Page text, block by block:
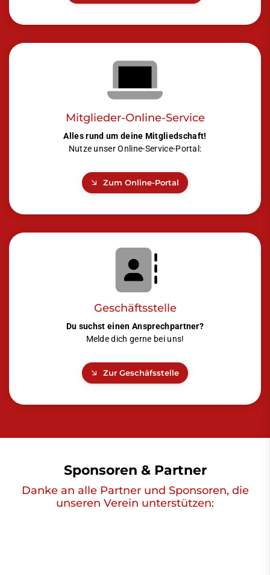
Mitglieder-Online-Service
Alles rund um deine Mitgliedschaft!
Nutze unser Online-Service-Portal:
Zum Online-Portal
Geschäftsstelle
Du suchst einen Ansprechpartner?
Melde dich gerne bei uns!
Zur Geschäfsstelle
Sponsoren & Partner
Danke an alle Partner und Sponsoren, die
unseren Verein unterstützen: